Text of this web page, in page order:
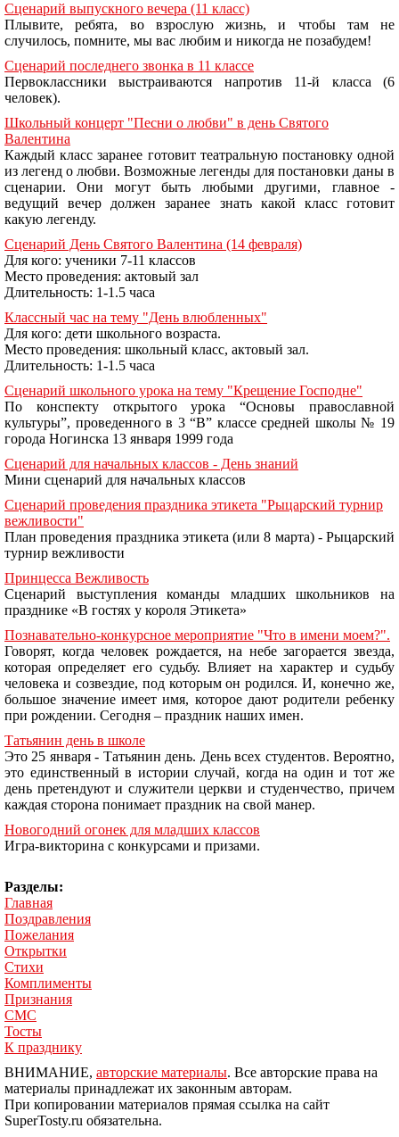
Сценарий выпускного вечера (11 класс)
Плывите, ребята, во взрослую жизнь, и чтобы там не
случилось, помните, мы вас любим и никогда не позабудем!
Сценарий последнего звонка в 11 классе
Первоклассники выстраиваются напротив 11-й класса (6
человек).
Школьный концерт "Песни о любви" в день Святого
Валентина
Каждый класс заранее готовит театральную постановку одной
из легенд о любви. Возможные легенды для постановки даны в
сценарии. Они могут быть любыми другими, главное -
ведущий вечер должен заранее знать какой класс готовит
какую легенду.
Сценарий День Святого Валентина (14 февраля)
Для кого: ученики 7-11 классов
Место проведения: актовый зал
Длительность: 1-1.5 часа
Классный час на тему "День влюбленных"
Для кого: дети школьного возраста.
Место проведения: школьный класс, актовый зал.
Длительность: 1-1.5 часа
Сценарий школьного урока на тему "Крещение Господне"
По конспекту открытого урока “Основы православной
культуры”, проведенного в 3 “В” классе средней школы № 19
города Ногинска 13 января 1999 года
Сценарий для начальных классов - День знаний
Мини сценарий для начальных классов
Сценарий проведения праздника этикета "Рыцарский турнир
вежливости"
План проведения праздника этикета (или 8 марта) - Рыцарский
турнир вежливости
Принцесса Вежливость
Сценарий выступления команды младших школьников на
празднике «В гостях у короля Этикета»
Познавательно-конкурсное мероприятие "Что в имени моем?".
Говорят, когда человек рождается, на небе загорается звезда,
которая определяет его судьбу. Влияет на характер и судьбу
человека и созвездие, под которым он родился. И, конечно же,
большое значение имеет имя, которое дают родители ребенку
при рождении. Сегодня – праздник наших имен.
Татьянин день в школе
Это 25 января - Татьянин день. День всех студентов. Вероятно,
это единственный в истории случай, когда на один и тот же
день претендуют и служители церкви и студенчество, причем
каждая сторона понимает праздник на свой манер.
Новогодний огонек для младших классов
Игра-викторина с конкурсами и призами.
Разделы:
Главная
Поздравления
Пожелания
Открытки
Стихи
Комплименты
Признания
СМС
Тосты
К празднику
ВНИМАНИЕ, авторские материалы. Все авторские права на
материалы принадлежат их законным авторам.
При копировании материалов прямая ссылка на сайт
SuperTosty.ru обязательна.